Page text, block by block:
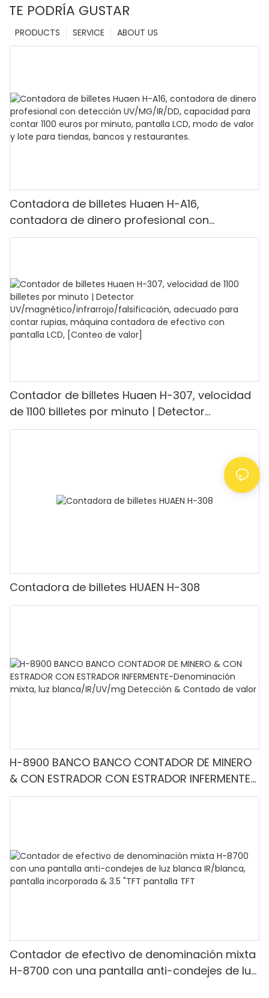
TE PODRÍA GUSTAR
ABOUT US
SERVICE
PRODUCTS
Contadora de billetes Huaen H-A16,
contadora de dinero profesional con
detección UV/MG/IR/DD, capacidad para
restaurantes.
Contador de billetes Huaen H-307, velocidad
de 1100 billetes por minuto | Detector
UV/magnético/infrarrojo/falsificación,
Contadora de billetes HUAEN H-308
H-8900 BANCO BANCO CONTADOR DE MINERO
& CON ESTRADOR CON ESTRADOR INFERMENTE-
Denominación mixta, luz blanca/IR/UV/mg
Contador de efectivo de denominación mixta
H-8700 con una pantalla anti-condejes de luz